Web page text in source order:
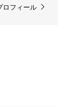
ロフィール